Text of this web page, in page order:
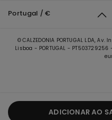
ADICIONAR AO
Portugal / €
© CALZEDONIA PORTUGAL LDA,
Lisboa - PORTUGAL -